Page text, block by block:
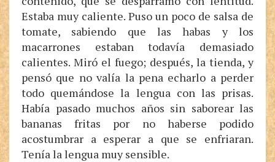
Estaba muy caliente. Puso un poco de salsa de
tomate, sabiendo que las habas y los
macarrones estaban todavía demasiado
calientes. Miró el fuego; después, la tienda, y
pensó que no valía la pena echarlo a perder
todo quemándose la lengua con las prisas.
Había pasado muchos años sin saborear las
bananas fritas por no haberse podido
acostumbrar a esperar a que se enfriaran.
Tenía la lengua muy sensible.